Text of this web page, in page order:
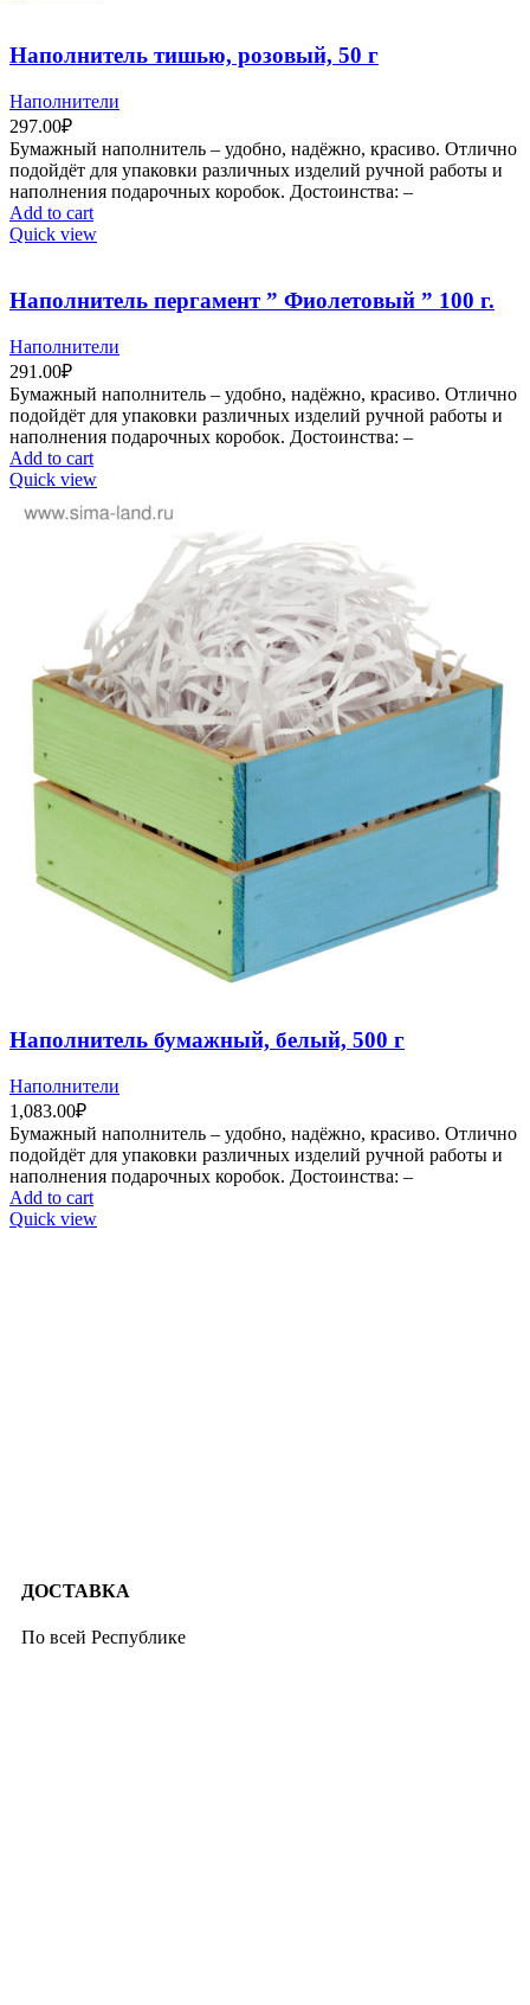
Наполнитель тишью, розовый, 50 г
Наполнители
297.00₽
Бумажный наполнитель – удобно, надёжно, красиво. Отлично
подойдёт для упаковки различных изделий ручной работы и
наполнения подарочных коробок. Достоинства: –
Add to cart
Quick view
Наполнитель пергамент ” Фиолетовый ” 100 г.
Наполнители
291.00₽
Бумажный наполнитель – удобно, надёжно, красиво. Отлично
подойдёт для упаковки различных изделий ручной работы и
наполнения подарочных коробок. Достоинства: –
Add to cart
Quick view
Наполнитель бумажный, белый, 500 г
Наполнители
1,083.00₽
Бумажный наполнитель – удобно, надёжно, красиво. Отлично
подойдёт для упаковки различных изделий ручной работы и
наполнения подарочных коробок. Достоинства: –
Add to cart
Quick view
ДОСТАВКА
По всей Республике